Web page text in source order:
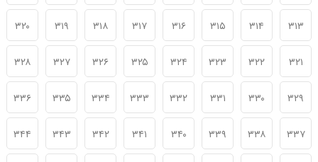
۳۱۳ ۳۱۴ ۳۱۵ ۳۱۶ ۳۱۷ ۳۱۸ ۳۱۹ ۳۲۰
۳۲۱ ۳۲۲ ۳۲۳ ۳۲۴ ۳۲۵ ۳۲۶ ۳۲۷ ۳۲۸
۳۲۹ ۳۳۰ ۳۳۱ ۳۳۲ ۳۳۳ ۳۳۴ ۳۳۵ ۳۳۶
۳۳۷ ۳۳۸ ۳۳۹ ۳۴۰ ۳۴۱ ۳۴۲ ۳۴۳ ۳۴۴